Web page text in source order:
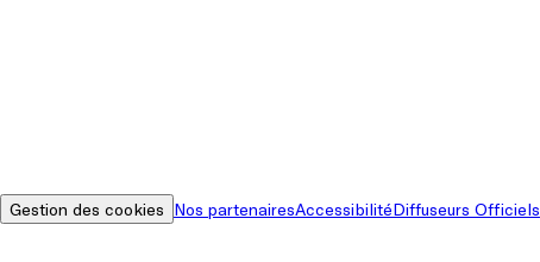
Gestion des cookies Nos partenairesAccessibilitéDiffuseurs Officiels